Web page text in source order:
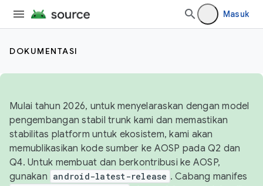
Masuk
DOKUMENTASI
Mulai tahun 2026, untuk menyelaraskan dengan model
pengembangan stabil trunk kami dan memastikan
stabilitas platform untuk ekosistem, kami akan
memublikasikan kode sumber ke AOSP pada Q2 dan
Q4. Untuk membuat dan berkontribusi ke AOSP,
gunakan android-latest-release . Cabang manifes